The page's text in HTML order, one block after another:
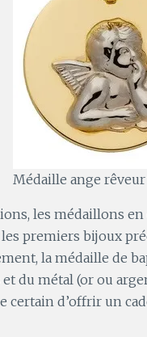
Médaille ange rêveur
les médaillons
premiers bijoux
la médaille de
du métal (or ou
certain d’offrir un